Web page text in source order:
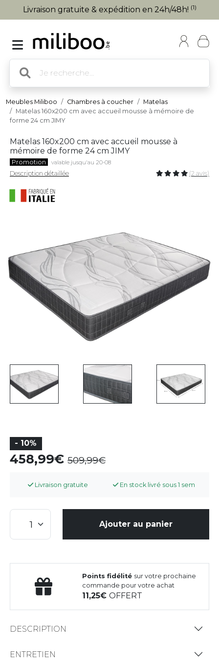
Livraison gratuite & expédition en 24h/48h! (1)
Meubles Miliboo Chambres à coucher
Matelas
Matelas 160x200 cm avec accueil mousse à mémoire de
forme 24 cm JIMY
Matelas 160x200 cm avec accueil mousse à
mémoire de forme 24 cm JIMY
Promotion valable jusqu'au 20-08
Description détaillée (2 avis)
- 10%
458,99 509,99
Livraison gratuite En stock livré sous 1 sem
Ajouter au panier
Points fidélité sur votre prochaine
commande pour votre achat
11,25OFFERT
DESCRIPTION
ENTRETIEN